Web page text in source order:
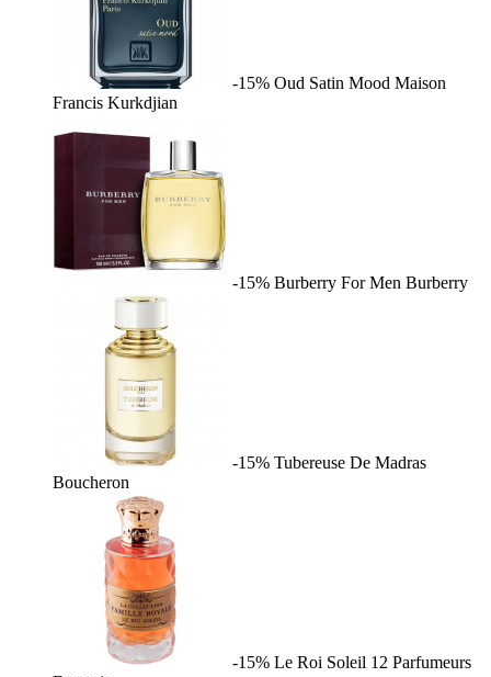
-15% Oud Satin Mood Maison
Francis Kurkdjian
-15% Burberry For Men Burberry
-15% Tubereuse De Madras
Boucheron
-15% Le Roi Soleil 12 Parfumeurs